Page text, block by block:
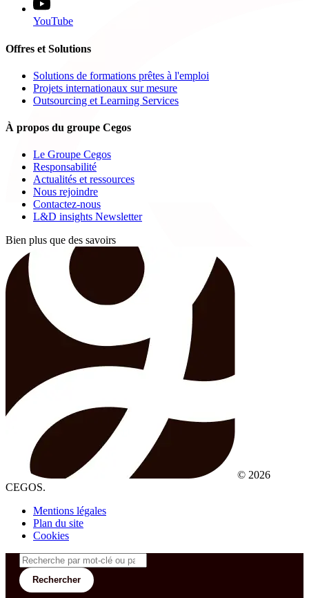
YouTube
Offres et Solutions
Solutions de formations prêtes à l'emploi
Projets internationaux sur mesure
Outsourcing et Learning Services
À propos du groupe Cegos
Le Groupe Cegos
Responsabilité
Actualités et ressources
Nous rejoindre
Contactez-nous
L&D insights Newsletter
Bien plus que des savoirs
© 2026
CEGOS.
Mentions légales
Plan du site
Cookies
Rechercher